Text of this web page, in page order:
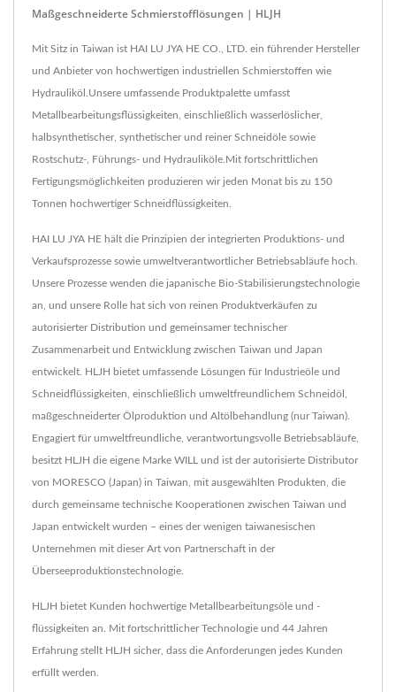
Maßgeschneiderte Schmierstofflösungen | HLJH
Mit Sitz in Taiwan ist HAI LU JYA HE CO., LTD. ein führender Hersteller
und Anbieter von hochwertigen industriellen Schmierstoffen wie
Hydrauliköl.Unsere umfassende Produktpalette umfasst
Metallbearbeitungsflüssigkeiten, einschließlich wasserlöslicher,
halbsynthetischer, synthetischer und reiner Schneidöle sowie
Rostschutz-, Führungs- und Hydrauliköle.Mit fortschrittlichen
Fertigungsmöglichkeiten produzieren wir jeden Monat bis zu 150
Tonnen hochwertiger Schneidflüssigkeiten.
HAI LU JYA HE hält die Prinzipien der integrierten Produktions- und
Verkaufsprozesse sowie umweltverantwortlicher Betriebsabläufe hoch.
Unsere Prozesse wenden die japanische Bio-Stabilisierungstechnologie
an, und unsere Rolle hat sich von reinen Produktverkäufen zu
autorisierter Distribution und gemeinsamer technischer
Zusammenarbeit und Entwicklung zwischen Taiwan und Japan
entwickelt. HLJH bietet umfassende Lösungen für Industrieöle und
Schneidflüssigkeiten, einschließlich umweltfreundlichem Schneidöl,
maßgeschneiderter Ölproduktion und Altölbehandlung (nur Taiwan).
Engagiert für umweltfreundliche, verantwortungsvolle Betriebsabläufe,
besitzt HLJH die eigene Marke WILL und ist der autorisierte Distributor
von MORESCO (Japan) in Taiwan, mit ausgewählten Produkten, die
durch gemeinsame technische Kooperationen zwischen Taiwan und
Japan entwickelt wurden – eines der wenigen taiwanesischen
Unternehmen mit dieser Art von Partnerschaft in der
Überseeproduktionstechnologie.
HLJH bietet Kunden hochwertige Metallbearbeitungsöle und -
flüssigkeiten an. Mit fortschrittlicher Technologie und 44 Jahren
Erfahrung stellt HLJH sicher, dass die Anforderungen jedes Kunden
erfüllt werden.